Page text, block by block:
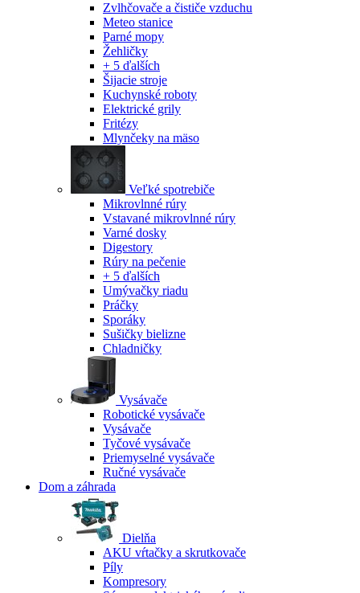
Zvlhčovače a čističe vzduchu
Meteo stanice
Parné mopy
Žehličky
+ 5 ďalších
Šijacie stroje
Kuchynské roboty
Elektrické grily
Fritézy
Mlynčeky na mäso
Veľké spotrebiče
Mikrovlnné rúry
Vstavané mikrovlnné rúry
Varné dosky
Digestory
Rúry na pečenie
+ 5 ďalších
Umývačky riadu
Práčky
Sporáky
Sušičky bielizne
Chladničky
Vysávače
Robotické vysávače
Vysávače
Tyčové vysávače
Priemyselné vysávače
Ručné vysávače
Dom a záhrada
Dielňa
AKU vŕtačky a skrutkovače
Píly
Kompresory